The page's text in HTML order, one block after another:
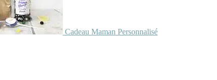
Cadeau Maman Personnalisé